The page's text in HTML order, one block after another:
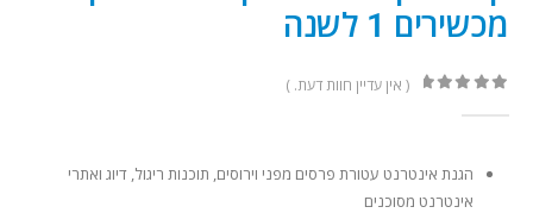
מכשירים 1 לשנה
( אין עדיין חוות דעת. )
הגנת אינטרנט עטורת פרסים מפני וירוסים, תוכנות ריגול, דיוג ואתרי
אינטרנט מסוכנים